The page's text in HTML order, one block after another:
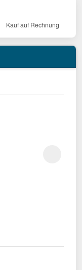
Kauf auf Rechnung